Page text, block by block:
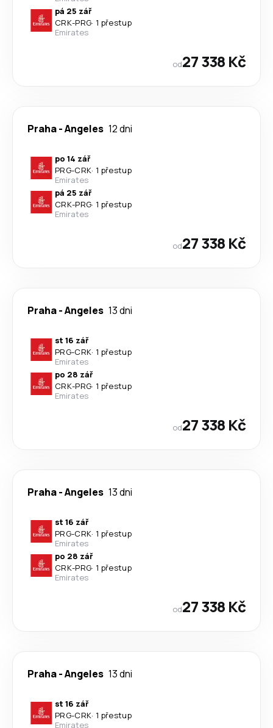
pá 25 zář
CRK-PRG· 1 přestup
Emirates
od27 338 Kč
Praha-Angeles 12 dni
po 14 zář
PRG-CRK· 1 přestup
Emirates
pá 25 zář
CRK-PRG· 1 přestup
Emirates
od27 338 Kč
Praha-Angeles 13 dni
st 16 zář
PRG-CRK· 1 přestup
Emirates
po 28 zář
CRK-PRG· 1 přestup
Emirates
od27 338 Kč
Praha-Angeles 13 dni
st 16 zář
PRG-CRK· 1 přestup
Emirates
po 28 zář
CRK-PRG· 1 přestup
Emirates
od27 338 Kč
Praha-Angeles 13 dni
st 16 zář
PRG-CRK· 1 přestup
Emirates